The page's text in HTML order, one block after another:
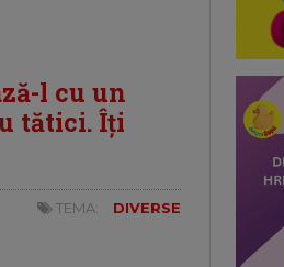
l cu un
tătici. Îți
TEMA: DIVERSE